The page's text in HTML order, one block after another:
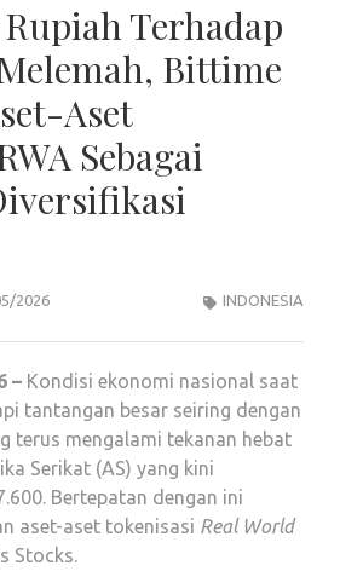
Terhadap
Bittime
Aset
Sebagai
2026 INDONESIA
– Kondisi ekonomi nasional saat
tantangan besar seiring dengan
terus mengalami tekanan hebat
Serikat (AS) yang kini
Bertepatan dengan ini
aset-aset tokenisasi Real World
Stocks.